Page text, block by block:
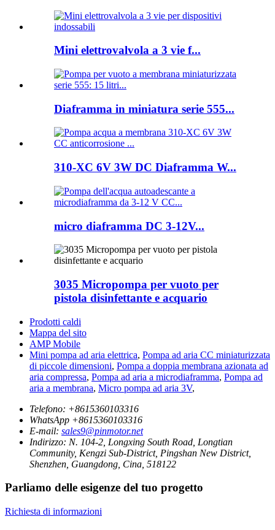
Mini elettrovalvola a 3 vie f...
Diaframma in miniatura serie 555...
310-XC 6V 3W DC Diaframma W...
micro diaframma DC 3-12V...
3035 Micropompa per vuoto per
pistola disinfettante e acquario
Prodotti caldi
Mappa del sito
AMP Mobile
Mini pompa ad aria elettrica, Pompa ad aria CC miniaturizzata
di piccole dimensioni, Pompa a doppia membrana azionata ad
aria compressa, Pompa ad aria a microdiaframma, Pompa ad
aria a membrana, Micro pompa ad aria 3V,
Telefono: +8615360103316
WhatsApp +8615360103316
E-mail: sales9@pinmotor.net
Indirizzo: N. 104-2, Longxing South Road, Longtian
Community, Kengzi Sub-District, Pingshan New District,
Shenzhen, Guangdong, Cina, 518122
Parliamo delle esigenze del tuo progetto
Richiesta di informazioni